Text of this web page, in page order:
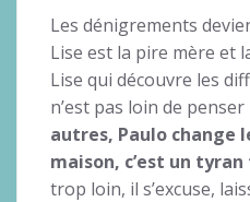
Les dénigrements
Lise est la pire mère et
Lise qui découvre les
n’est pas loin de penser
autres, Paulo change
maison, c’est un
trop loin, il s’excuse,